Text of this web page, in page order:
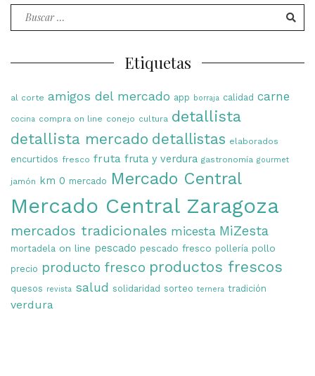
Buscar
Etiquetas
al corte amigos del mercado app borraja calidad carne
cocina compra on line conejo cultura detallista
detallista mercado detallistas elaborados
encurtidos fresco fruta fruta y verdura gastronomía gourmet
jamón km 0 mercado Mercado Central
Mercado Central Zaragoza
mercados tradicionales micesta MiZesta
mortadela on line pescado pescado fresco pollería pollo
precio producto fresco productos frescos
quesos revista salud solidaridad sorteo ternera tradición
verdura